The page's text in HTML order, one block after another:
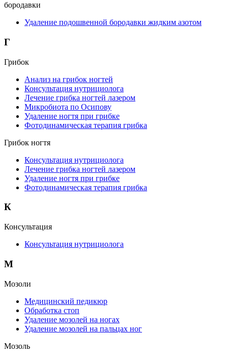
бородавки
Удаление подошвенной бородавки жидким азотом
Г
Грибок
Анализ на грибок ногтей
Консультация нутрициолога
Лечение грибка ногтей лазером
Микробиота по Осипову
Удаление ногтя при грибке
Фотодинамическая терапия грибка
Грибок ногтя
Консультация нутрициолога
Лечение грибка ногтей лазером
Удаление ногтя при грибке
Фотодинамическая терапия грибка
К
Консультация
Консультация нутрициолога
М
Мозоли
Медицинский педикюр
Обработка стоп
Удаление мозолей на ногах
Удаление мозолей на пальцах ног
Мозоль